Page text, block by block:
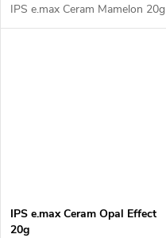
IPS e.max Ceram Mamelon 20g
IPS e.max Ceram Opal Effect
20g